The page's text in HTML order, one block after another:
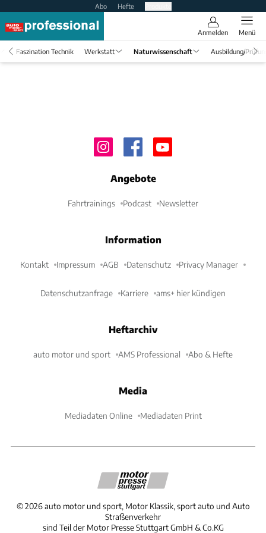
Abo Hefte
Anmelden Menü
Faszination Technik Werkstatt Naturwissenschaft Ausbildung/
Angebote
Fahrtrainings Podcast Newsletter
Information
Kontakt Impressum AGB Datenschutz Privacy Manager
Datenschutzanfrage Karriere ams+ hier kündigen
Heftarchiv
auto motor und sport AMS Professional Abo & Hefte
Media
Mediadaten Online Mediadaten Print
©2026 auto motor und sport, Motor Klassik, sport auto und Auto
Straßenverkehr
sind Teil der Motor Presse Stuttgart GmbH & Co.KG